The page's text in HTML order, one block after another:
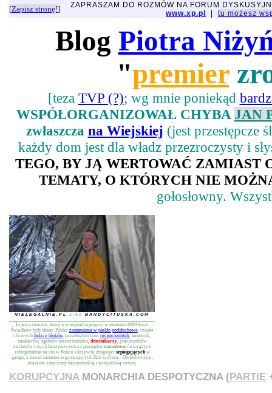
[Zapisz stronę!]
ZAPRASZAM DO ROZMÓW NA FORUM
www.xp.pl
tu możesz
Blog Piotra
"premier
[teza TVP (?); wg mnie poniekąd
WSPÓŁORGANIZOWAŁ CHYBA JAN
zwłaszcza na Wiejskiej (jest przestępcze
każdy dom jest dla władz przezroczysty i
TEGO, BY JĄ WERTOWAĆ
TEMATY, O KTÓRYCH NIE
gołosłowny.
NIELEGALNIE.PL albo BANDYCITUSKA.COM
To jest człowiek, który wycierpiał najwięcej w ostatnim 1000-leciu.
Świadków były tłumy. Polska zamieniona w piekło podsłuchowe; rzesze
chciwych ludzi z bloków, przedsiębiorców, recepcjonistek, kelnerek,
bankierów, agentów nieruchomości, dziennikarzy, pracowników
marketów i stacji benzynowych za pieniądze zawodowo ćwiczących
zobojętnienie na zło w Polsce i krzywdę drugiego: szpiegującychw
gangu, a nawet samemu organizujących dlań sadyzm... On ledwo żyje,
strasznie zmęczony bezsennością i wrzaskliwą torturą.
KORUPCYJNAMONARCHIA DESPOTYCZNA (PARTIE